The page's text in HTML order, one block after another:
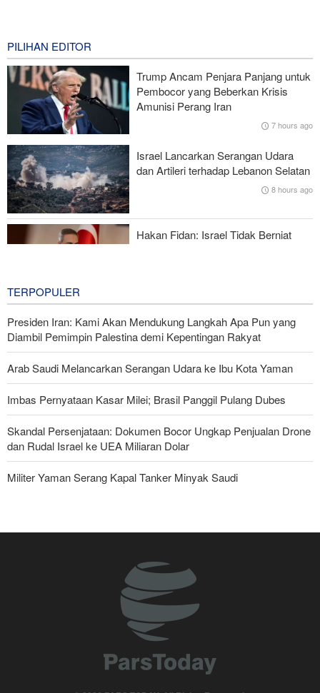
Brigjen Akrami Nia: Artesh dalam Kondisi Siaga Penuh
Foreign Policy: Riyadh Terjepit di Antara Iran dan Ansarullah,
Kebijakan Ini Gagal
Brigjen Ebnolreza: Teknologi Iran Lebih Unggul daripada Sistem
Impor Mana Pun di Kawasan
Mengapa AS Nyaris Kehabisan Senjata dalam perang melawan
Iran?
PILIHAN EDITOR
Trump Ancam Penjara Panjang untuk
Pembocor yang Beberkan Krisis
Amunisi Perang Iran
7 hours ago
Israel Lancarkan Serangan Udara
dan Artileri terhadap Lebanon Selatan
8 hours ago
Hakan Fidan: Israel Tidak Berniat
TERPOPULER
Presiden Iran: Kami Akan Mendukung Langkah Apa Pun yang
Diambil Pemimpin Palestina demi Kepentingan Rakyat
Arab Saudi Melancarkan Serangan Udara ke Ibu Kota Yaman
Imbas Pernyataan Kasar Milei; Brasil Panggil Pulang Dubes
Skandal Persenjataan: Dokumen Bocor Ungkap Penjualan Drone
dan Rudal Israel ke UEA Miliaran Dolar
Militer Yaman Serang Kapal Tanker Minyak Saudi
Legislator Iran: AS Akan Segera Diusir dari Kawasan dan Semua
Impor Mana Pun di Kawasan